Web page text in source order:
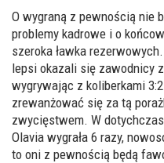
O wygraną z pewnością nie
problemy kadrowe i o
szeroka ławka
lepsi okazali się zawodnicy
wygrywając z koliberkami
zrewanżować się za tą
zwycięstwem. W
Olavia wygrała 6 razy,
to oni z pewnością będą